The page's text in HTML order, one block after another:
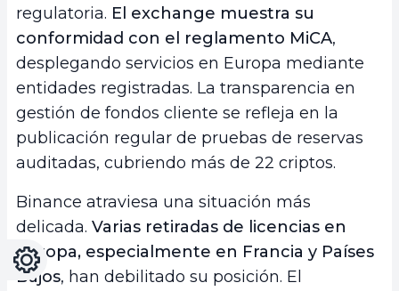
regulatoria. El exchange muestra su
conformidad con el reglamento MiCA,
desplegando servicios en Europa mediante
entidades registradas. La transparencia en
gestión de fondos cliente se refleja en la
publicación regular de pruebas de reservas
auditadas, cubriendo más de 22 criptos.
Binance atraviesa una situación más
delicada. Varias retiradas de licencias en
Europa, especialmente en Francia y Países
Bajos, han debilitado su posición. El
Light Dark
Ajustes